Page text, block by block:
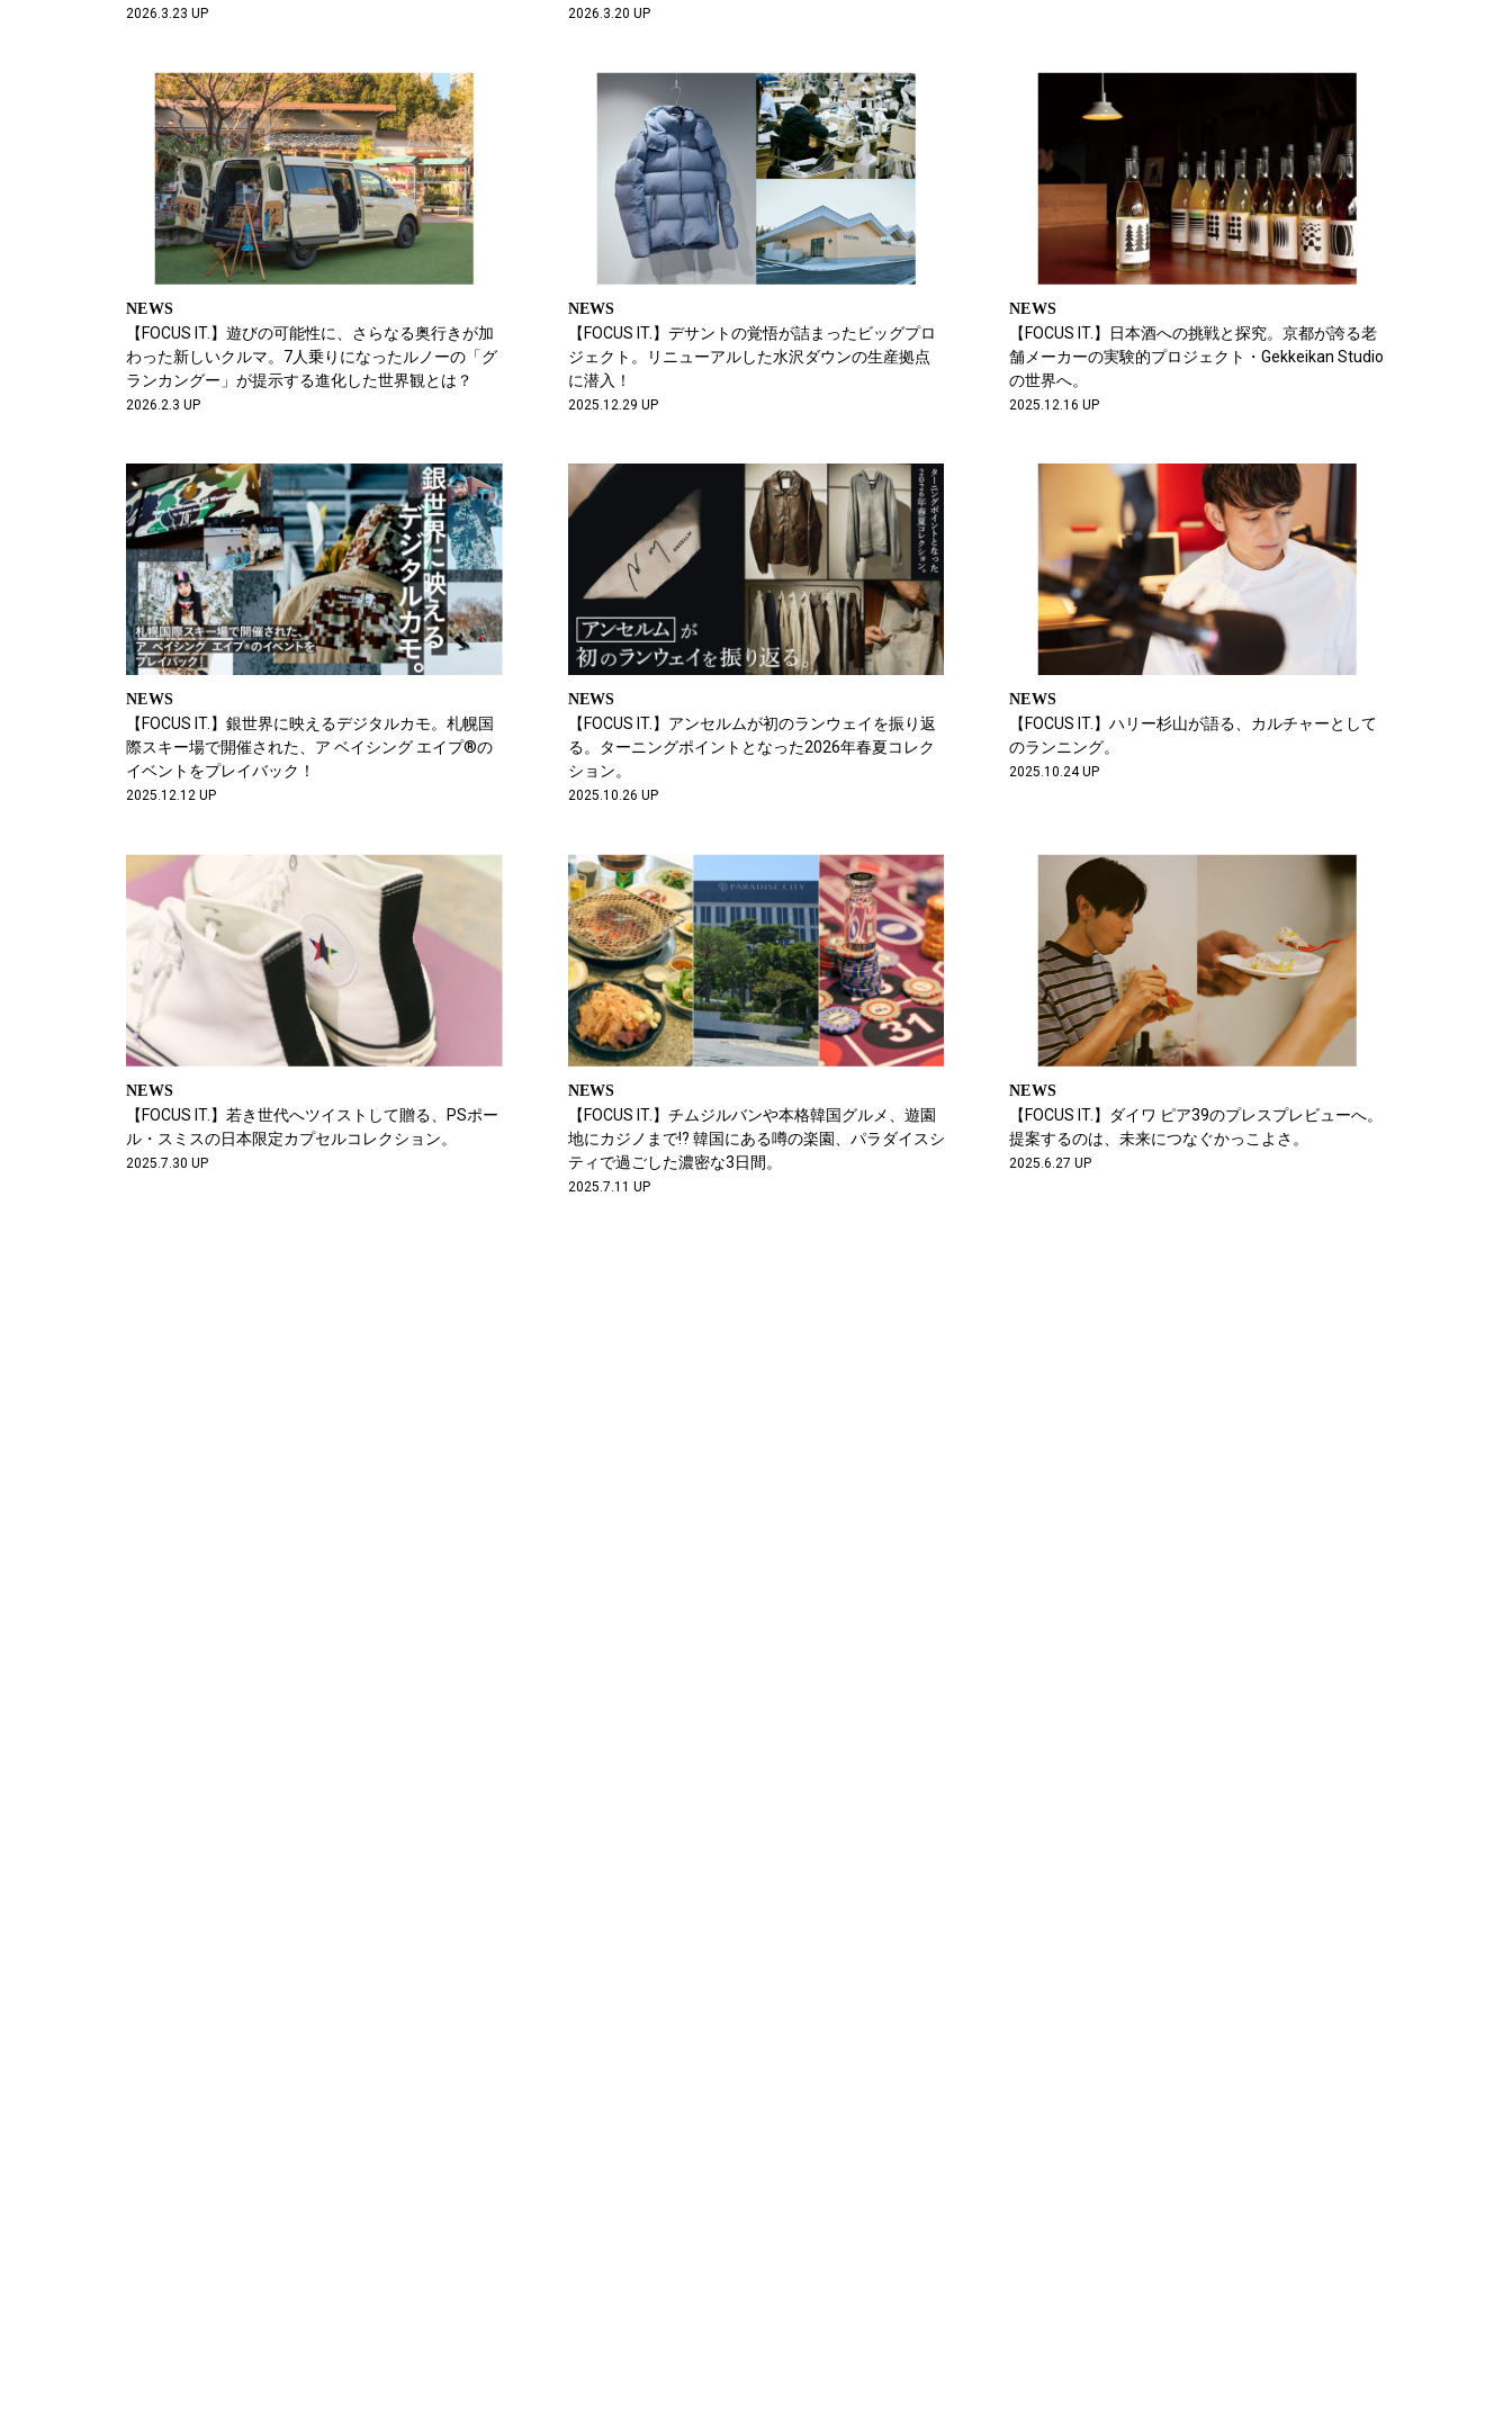
2026.3.23 UP 2026.3.20 UP
NEWS
【FOCUS IT.】遊びの可能性に、さらなる奥行きが加
わった新しいクルマ。7人乗りになったルノーの「グ
ランカングー」が提示する進化した世界観とは？
2026.2.3 UP
NEWS
【FOCUS IT.】デサントの覚悟が詰まったビッグプロ
ジェクト。リニューアルした水沢ダウンの生産拠点
に潜入！
2025.12.29 UP
NEWS
【FOCUS IT.】日本酒への挑戦と探究。京都が誇る老
舗メーカーの実験的プロジェクト・Gekkeikan Studio
の世界へ。
2025.12.16 UP
NEWS
【FOCUS IT.】銀世界に映えるデジタルカモ。札幌国
際スキー場で開催された、ア ベイシング エイプ®の
イベントをプレイバック！
2025.12.12 UP
NEWS
【FOCUS IT.】アンセルムが初のランウェイを振り返
る。ターニングポイントとなった2026年春夏コレク
ション。
2025.10.26 UP
NEWS
【FOCUS IT.】ハリー杉山が語る、カルチャーとして
のランニング。
2025.10.24 UP
NEWS
【FOCUS IT.】若き世代へツイストして贈る、PSポー
ル・スミスの日本限定カプセルコレクション。
2025.7.30 UP
NEWS
【FOCUS IT.】チムジルバンや本格韓国グルメ、遊園
地にカジノまで!? 韓国にある噂の楽園、パラダイスシ
ティで過ごした濃密な3日間。
2025.7.11 UP
NEWS
【FOCUS IT.】ダイワ ピア39のプレスプレビューへ。
提案するのは、未来につなぐかっこよさ。
2025.6.27 UP